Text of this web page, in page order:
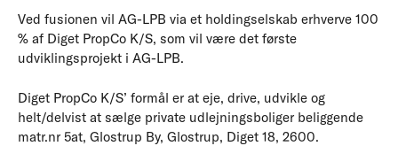
Ved fusionen vil AG-LPB via et holdingselskab erhverve 100
% af Diget PropCo K/S, som vil være det første
udviklingsprojekt i AG-LPB.
Diget PropCo K/S’ formål er at eje, drive, udvikle og
helt/delvist at sælge private udlejningsboliger beliggende
matr.nr 5at, Glostrup By, Glostrup, Diget 18, 2600.